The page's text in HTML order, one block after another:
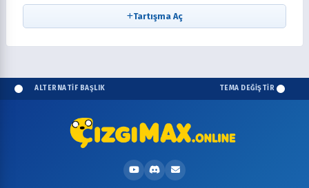
Tartışma Aç
ALTERNATİF BAŞLIK TEMA DEĞİŞTİR